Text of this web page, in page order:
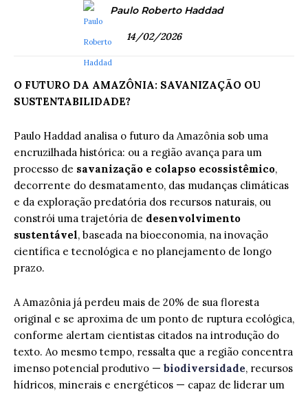
Paulo Roberto Haddad
14/02/2026
O FUTURO DA AMAZÔNIA: SAVANIZAÇÃO OU
SUSTENTABILIDADE?
Paulo Haddad analisa o futuro da Amazônia sob uma
encruzilhada histórica: ou a região avança para um
processo de savanização e colapso ecossistêmico,
decorrente do desmatamento, das mudanças climáticas
e da exploração predatória dos recursos naturais, ou
constrói uma trajetória de desenvolvimento
sustentável, baseada na bioeconomia, na inovação
científica e tecnológica e no planejamento de longo
prazo.
A Amazônia já perdeu mais de 20% de sua floresta
original e se aproxima de um ponto de ruptura ecológica,
conforme alertam cientistas citados na introdução do
texto. Ao mesmo tempo, ressalta que a região concentra
imenso potencial produtivo — biodiversidade, recursos
hídricos, minerais e energéticos — capaz de liderar um